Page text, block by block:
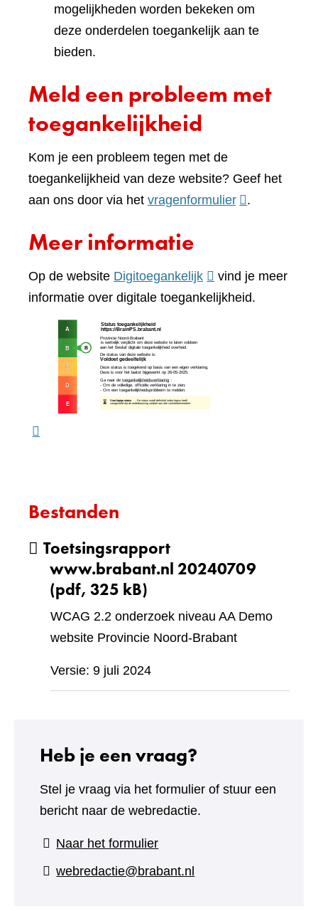
mogelijkheden worden bekeken om
deze onderdelen toegankelijk aan te
bieden.
Meld een probleem met
toegankelijkheid
Kom je een probleem tegen met de
toegankelijkheid van deze website? Geef het
aan ons door via het vragenformulier(verwijst
website)
.
Meer informatie
Op de website Digitoegankelijk(verwijst
naar
vind je meer
informatie over digitale toegankelijkheid.
Bestanden
Toetsingsrapport
www.brabant.nl 20240709
(pdf, 325 kB)
WCAG 2.2 onderzoek niveau AA Demo
website Provincie Noord-Brabant
Versie: 9 juli 2024
Heb je een vraag?
Stel je vraag via het formulier of stuur een
bericht naar de webredactie.
Naar het formulier(verwijst
naar
webredactie@brabant.nl